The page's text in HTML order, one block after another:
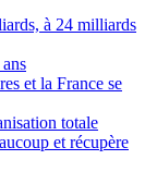
à 24 milliards
et la France se
totale
et récupère